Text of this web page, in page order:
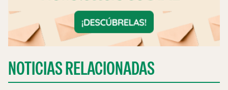
NOTICIAS RELACIONADAS